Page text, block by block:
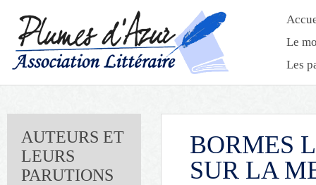
Le
Les
AUTEURS ET
LEURS
PARUTIONS
BORMES
SUR LA